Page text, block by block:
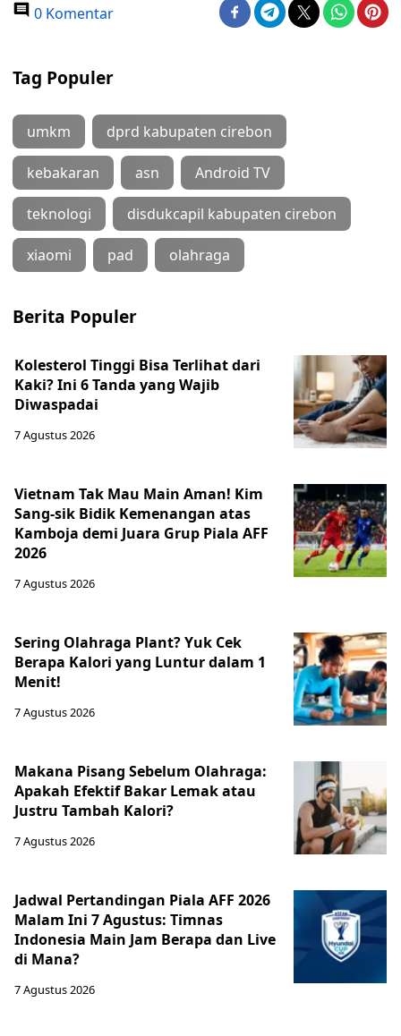
0 Komentar
Tag Populer
umkm dprd kabupaten cirebon
kebakaran asn Android TV
teknologi disdukcapil kabupaten cirebon
xiaomi pad olahraga
Berita Populer
Kolesterol Tinggi Bisa Terlihat dari
Kaki? Ini 6 Tanda yang Wajib
Diwaspadai
7 Agustus 2026
Vietnam Tak Mau Main Aman! Kim
Sang-sik Bidik Kemenangan atas
Kamboja demi Juara Grup Piala AFF
2026
7 Agustus 2026
Sering Olahraga Plant? Yuk Cek
Berapa Kalori yang Luntur dalam 1
Menit!
7 Agustus 2026
Makana Pisang Sebelum Olahraga:
Apakah Efektif Bakar Lemak atau
Justru Tambah Kalori?
7 Agustus 2026
Jadwal Pertandingan Piala AFF 2026
Malam Ini 7 Agustus: Timnas
Indonesia Main Jam Berapa dan Live
di Mana?
7 Agustus 2026